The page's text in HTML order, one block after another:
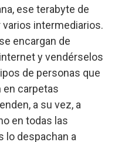
ese terabyte de
intermediarios.
encargan de
y vendérselos
de personas que
en carpetas
a su vez, a
en todas las
lo despachan a